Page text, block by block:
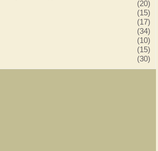
(20)
(15)
(17)
(34)
(10)
(15)
(30)